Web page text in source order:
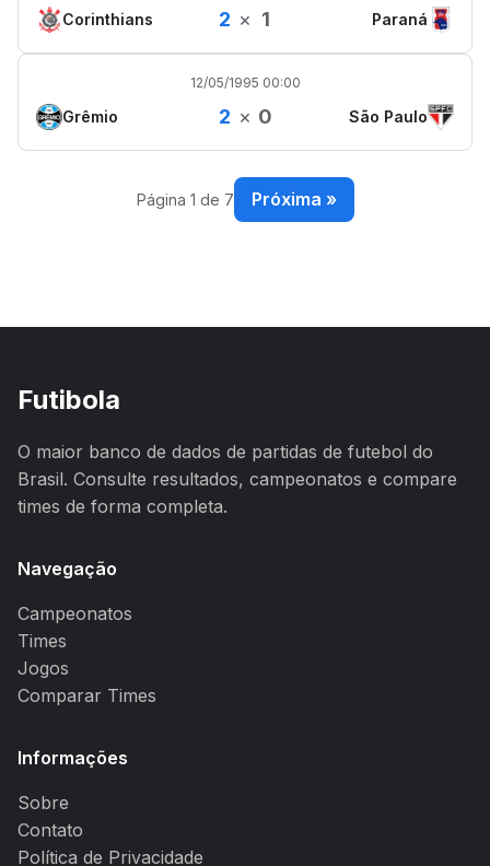
Corinthians 2 × 1 Paraná
12/05/1995 00:00
Grêmio 2 × 0 São Paulo
Página 1 de 7 Próxima »
Futibola
O maior banco de dados de partidas de futebol do
Brasil. Consulte resultados, campeonatos e compare
times de forma completa.
Navegação
Campeonatos
Times
Jogos
Comparar Times
Informações
Sobre
Contato
Política de Privacidade